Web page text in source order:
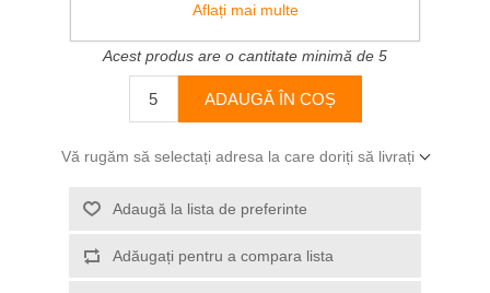
6,92 RON
Acest produs are o cantitate minimă de 5
ADAUGĂ ÎN COȘ
Vă rugăm să selectați adresa la care doriți să livrați
Adaugă la lista de preferinte
Adăugați pentru a compara lista
Aflați mai multe